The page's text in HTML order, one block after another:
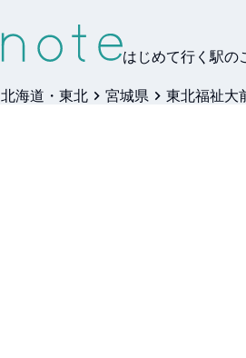
はじめて行く駅の
北海道・東北 宮城県 東北福祉大